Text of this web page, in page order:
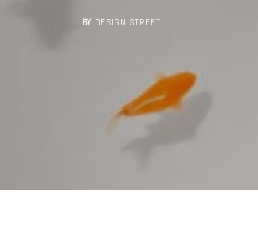
BY DESIGN STREET